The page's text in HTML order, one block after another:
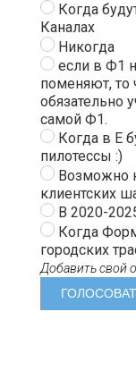
Когда
Каналах
Никогда
если в Ф1
поменяют, то
обязательно
самой Ф1.
Когда в Е
пилотессы :)
Возможно
клиентских
В 2020-
Когда
городских
Добавить свой